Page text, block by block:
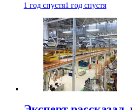
1 год спустя1 год спустя